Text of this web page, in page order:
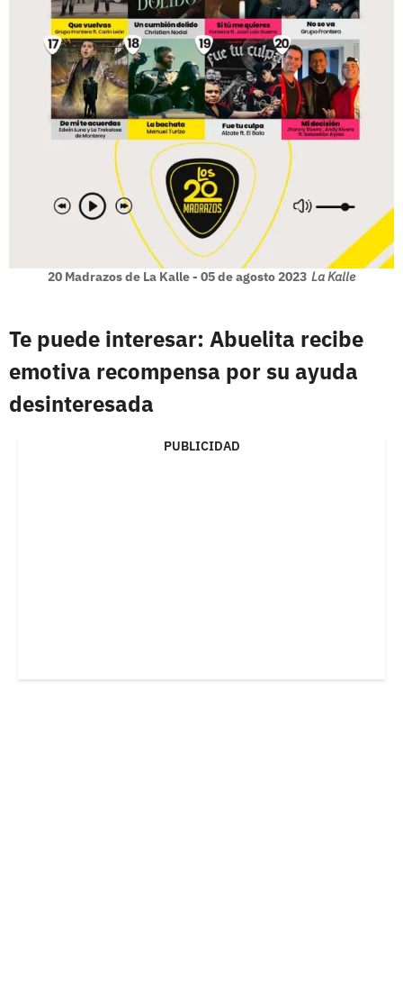
20 Madrazos de La Kalle - 05 de agosto 2023 La Kalle
Te puede interesar: Abuelita recibe
emotiva recompensa por su ayuda
desinteresada
PUBLICIDAD